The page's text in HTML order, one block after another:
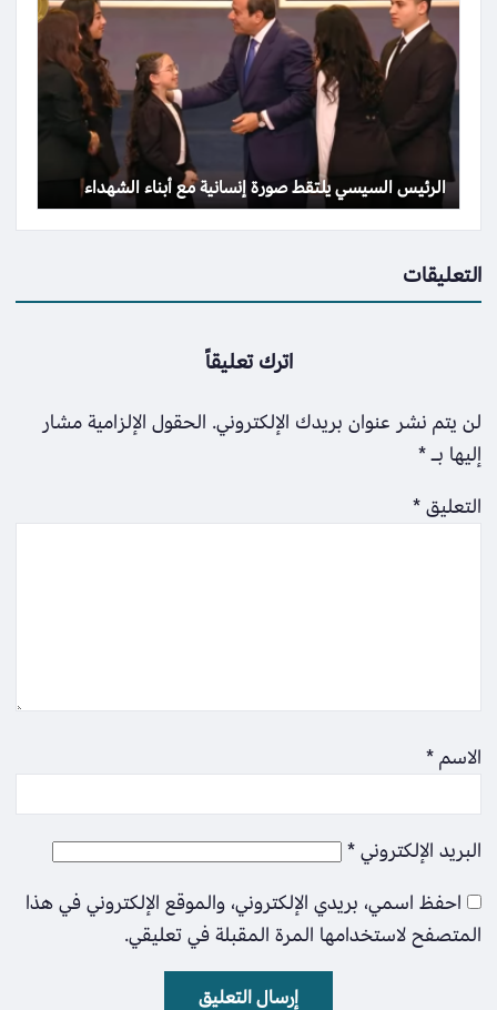
الرئيس السيسي يلتقط صورة إنسانية مع أبناء الشهداء
التعليقات
اترك تعليقاً
لن يتم نشر عنوان بريدك الإلكتروني. الحقول الإلزامية مشار
إليها بـ*
التعليق*
الاسم*
البريد الإلكتروني*
احفظ اسمي، بريدي الإلكتروني، والموقع الإلكتروني في هذا
المتصفح لاستخدامها المرة المقبلة في تعليقي.